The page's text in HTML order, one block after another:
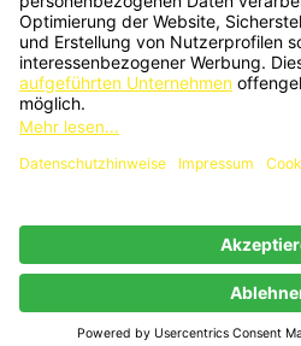
INFORMATIONS
© 2026 - Webdesign by PriTumble